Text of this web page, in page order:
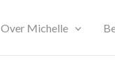
Over Michelle